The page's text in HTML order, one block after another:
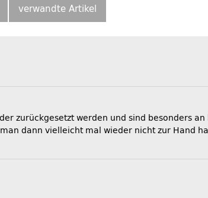
verwandte Artikel
zurückgesetzt werden und sind besonders
dann vielleicht mal wieder nicht zur Hand